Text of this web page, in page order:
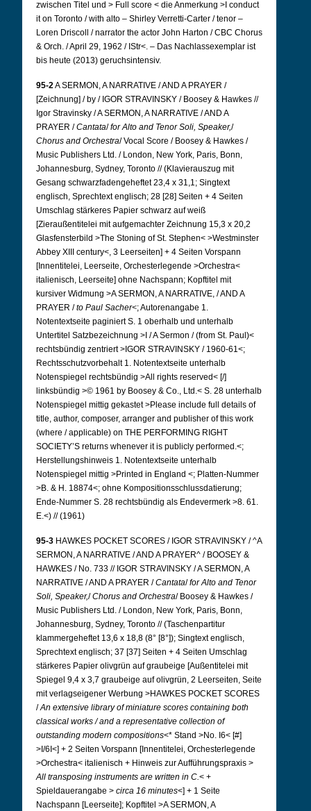
zwischen Titel und > Full score < die Anmerkung >I conduct
it on Toronto / with alto – Shirley Verretti-Carter / tenor –
Loren Driscoll / narrator the actor John Harton / CBC Chorus
& Orch. / April 29, 1962 / IStr<. – Das Nachlassexemplar ist
bis heute (2013) geruchsintensiv.
95-2A SERMON, A NARRATIVE / AND A PRAYER /
[Zeichnung] / by / IGOR STRAVINSKY / Boosey & Hawkes //
Igor Stravinsky / A SERMON, A NARRATIVE / AND A
PRAYER /Cantata/for Alto and Tenor Soli, Speaker,/
Chorus and Orchestra/ Vocal Score / Boosey & Hawkes /
Music Publishers Ltd. / London, New York, Paris, Bonn,
Johannesburg, Sydney, Toronto // (Klavierauszug mit
Gesang schwarzfadengeheftet 23,4 x 31,1; Singtext
englisch, Sprechtext englisch; 28 [28] Seiten + 4 Seiten
Umschlag stärkeres Papier schwarz auf weiß
[Zieraußentitelei mit aufgemachter Zeichnung 15,3 x 20,2
Glasfensterbild >The Stoning of St. Stephen< >Westminster
Abbey XIII century<, 3 Leerseiten] + 4 Seiten Vorspann
[Innentitelei, Leerseite, Orchesterlegende >Orchestra<
italienisch, Leerseite] ohne Nachspann; Kopftitel mit
kursiver Widmung >A SERMON, A NARRATIVE, / AND A
PRAYER /to Paul Sacher<; Autorenangabe 1.
Notentextseite paginiert S. 1 oberhalb und unterhalb
Untertitel Satzbezeichnung >I / A Sermon / (from St. Paul)<
rechtsbündig zentriert >IGOR STRAVINSKY / 1960-61<;
Rechtsschutzvorbehalt 1. Notentextseite unterhalb
Notenspiegel rechtsbündig >All rights reserved< [/]
linksbündig >© 1961 by Boosey & Co., Ltd.< S. 28 unterhalb
Notenspiegel mittig gekastet >Please include full details of
title, author, composer, arranger and publisher of this work
(where / applicable) on THE PERFORMING RIGHT
SOCIETY’S returns whenever it is publicly performed.<;
Herstellungshinweis 1. Notentextseite unterhalb
Notenspiegel mittig >Printed in England <; Platten-Nummer
>B. & H. 18874<; ohne Kompositionsschlussdatierung;
Ende-Nummer S. 28 rechtsbündig als Endevermerk >8. 61.
E.<) // (1961)
95-3 HAWKES POCKET SCORES / IGOR STRAVINSKY / ^A
SERMON, A NARRATIVE / AND A PRAYER^ / BOOSEY &
HAWKES / No. 733 // IGOR STRAVINSKY / A SERMON, A
NARRATIVE / AND A PRAYER /Cantata/for Alto and Tenor
Soli, Speaker,/Chorus and Orchestra/ Boosey & Hawkes /
Music Publishers Ltd. / London, New York, Paris, Bonn,
Johannesburg, Sydney, Toronto // (Taschenpartitur
klammergeheftet 13,6 x 18,8 (8° [8°]); Singtext englisch,
Sprechtext englisch; 37 [37] Seiten + 4 Seiten Umschlag
stärkeres Papier olivgrün auf graubeige [Außentitelei mit
Spiegel 9,4 x 3,7 graubeige auf olivgrün, 2 Leerseiten, Seite
mit verlagseigener Werbung >HAWKES POCKET SCORES
/An extensive library of miniature scores containing both
classical works / and a representative collection of
outstanding modern compositions<* Stand >No. I6< [#]
>I/6I<] + 2 Seiten Vorspann [Innentitelei, Orchesterlegende
>Orchestra< italienisch + Hinweis zur Aufführungspraxis >
All transposing instruments are written in C.< +
Spieldauerangabe > circa 16 minutes<] + 1 Seite
Nachspann [Leerseite]; Kopftitel >A SERMON, A